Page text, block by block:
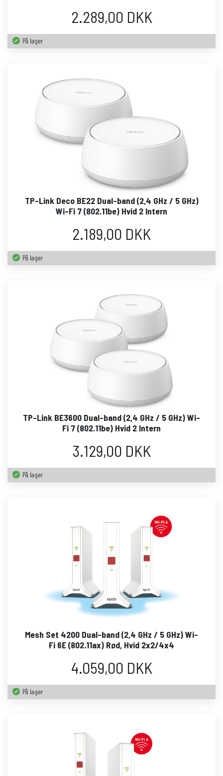
2.289,00 DKK
På lager
TP-Link Deco BE22 Dual-band (2,4 GHz / 5 GHz)
Wi-Fi 7 (802.11be) Hvid 2 Intern
2.189,00 DKK
På lager
TP-Link BE3600 Dual-band (2,4 GHz / 5 GHz) Wi-
Fi 7 (802.11be) Hvid 2 Intern
3.129,00 DKK
På lager
Mesh Set 4200 Dual-band (2,4 GHz / 5 GHz) Wi-
Fi 6E (802.11ax) Rød, Hvid 2x2/4x4
4.059,00 DKK
På lager